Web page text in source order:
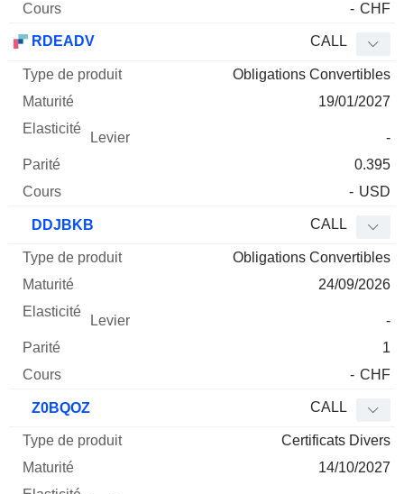
- CHF
RDEADV CALL
Obligations Convertibles
19/01/2027
-
0.395
- USD
DDJBKB CALL
Obligations Convertibles
24/09/2026
-
1
- CHF
Z0BQOZ CALL
Certificats Divers
14/10/2027